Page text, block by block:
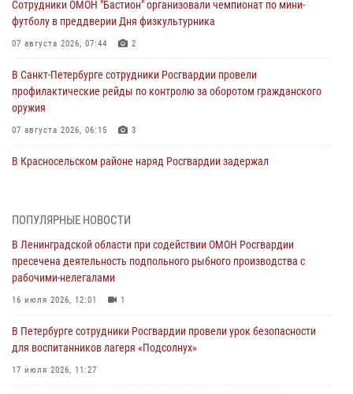
Сотрудники ОМОН "Бастион" организовали чемпионат по мини-
футболу в преддверии Дня физкультурника
07 августа 2026, 07:44 2
В Санкт-Петербурге сотрудники Росгвардии провели
профилактические рейды по контролю за оборотом гражданского
оружия
07 августа 2026, 06:15 3
В Красносельском районе наряд Росгвардии задержал
06 августа 2026, 13:39 1
В Центральном районе росгвардейцы оперативно задержали
хулигана, стрелявшего из пускового устройства рядом с жилыми
домами
06 августа 2026, 11:36
Сотрудники и военнослужащие Росгвардии обеспечили
правопорядок при проведении матча "Зенит" - "Балтика"
06 августа 2026, 07:30
ПОПУЛЯРНЫЕ НОВОСТИ
В Ленинградской области при содействии ОМОН Росгвардии
пресечена деятельность подпольного рыбного производства с
рабочими-нелегалами
16 июля 2026, 12:01 1
В Петербурге сотрудники Росгвардии провели урок безопасности
для воспитанников лагеря «Подсолнух»
17 июля 2026, 11:27